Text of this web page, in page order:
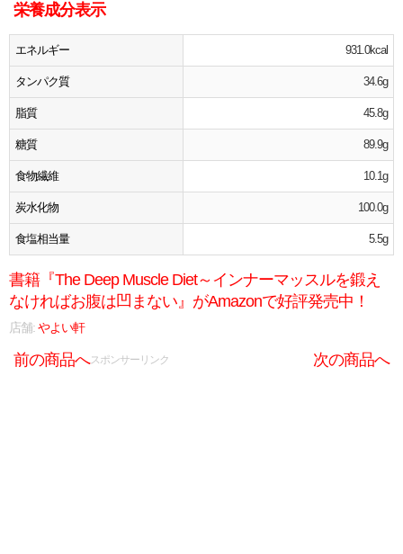
栄養成分表示
エネルギー 931.0kcal
タンパク質 34.6g
脂質 45.8g
糖質 89.9g
食物繊維 10.1g
炭水化物 100.0g
食塩相当量 5.5g
書籍『The Deep Muscle Diet～インナーマッスルを鍛え
なければお腹は凹まない』がAmazonで好評発売中！
店舗:やよい軒
前の商品へ 次の商品へ
スポンサーリンク